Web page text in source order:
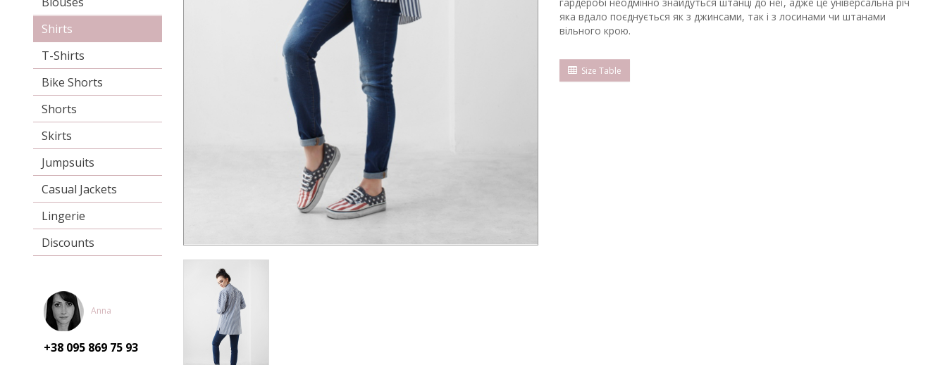
Shirts
T-Shirts
Bike Shorts
Shorts
Skirts
Jumpsuits
Casual Jackets
Lingerie
Discounts
Anna
+38 095 869 75 93
яка вдало поєднується як з джинсами, так і з лосинами чи штанами
вільного крою.
Size Table